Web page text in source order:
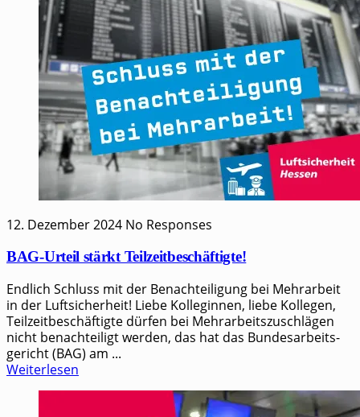
12. Dezember 2024 No Responses
BAG-Urteil stärkt Teilzeitbeschäftigte!
Endlich Schluss mit der Benachteiligung bei Mehrarbeit
in der Luftsicherheit! Lie­be Kol­le­gin­nen, lie­be Kollegen,
Teilzeitbeschäftigte dürfen bei Mehrarbeitszuschlägen
nicht benachteiligt werden, das hat das Bun­des­ar­beits­
ge­richt (BAG) am ...
Weiterlesen